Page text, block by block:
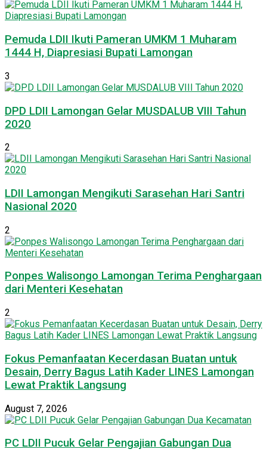
Pemuda LDII Ikuti Pameran UMKM 1 Muharam
1444 H, Diapresiasi Bupati Lamongan
3
DPD LDII Lamongan Gelar MUSDALUB VIII Tahun
2020
2
LDII Lamongan Mengikuti Sarasehan Hari Santri
Nasional 2020
2
Ponpes Walisongo Lamongan Terima Penghargaan
dari Menteri Kesehatan
2
Fokus Pemanfaatan Kecerdasan Buatan untuk
Desain, Derry Bagus Latih Kader LINES Lamongan
Lewat Praktik Langsung
August 7, 2026
PC LDII Pucuk Gelar Pengajian Gabungan Dua